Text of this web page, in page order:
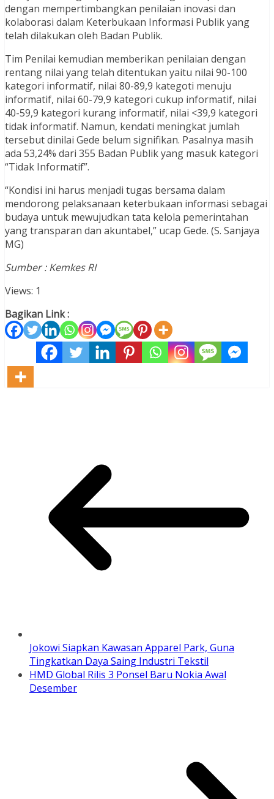
dengan mempertimbangkan penilaian inovasi dan
kolaborasi dalam Keterbukaan Informasi Publik yang
telah dilakukan oleh Badan Publik.
Tim Penilai kemudian memberikan penilaian dengan
rentang nilai yang telah ditentukan yaitu nilai 90-100
kategori informatif, nilai 80-89,9 kategoti menuju
informatif, nilai 60-79,9 kategori cukup informatif, nilai
40-59,9 kategori kurang informatif, nilai <39,9 kategori
tidak informatif. Namun, kendati meningkat jumlah
tersebut dinilai Gede belum signifikan. Pasalnya masih
ada 53,24% dari 355 Badan Publik yang masuk kategori
“Tidak Informatif”.
“Kondisi ini harus menjadi tugas bersama dalam
mendorong pelaksanaan keterbukaan informasi sebagai
budaya untuk mewujudkan tata kelola pemerintahan
yang transparan dan akuntabel,” ucap Gede. (S. Sanjaya
MG)
Sumber : Kemkes RI
Views: 1
Bagikan Link :
Jokowi Siapkan Kawasan Apparel Park, Guna
Tingkatkan Daya Saing Industri Tekstil
HMD Global Rilis 3 Ponsel Baru Nokia Awal
Desember